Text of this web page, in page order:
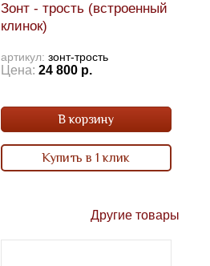
Зонт - трость (встроенный
клинок)
артикул: зонт-трость
Цена: 24 800 р.
В корзину
Купить в 1 клик
Другие товары